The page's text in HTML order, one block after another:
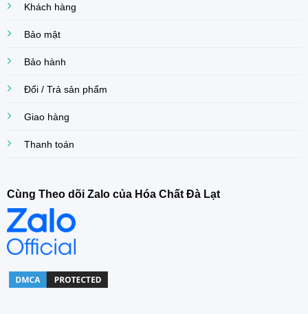
Khách hàng
Bảo mật
Bảo hành
Đổi / Trả sản phẩm
Giao hàng
Thanh toán
Cùng Theo dõi Zalo của Hóa Chất Đà Lạt